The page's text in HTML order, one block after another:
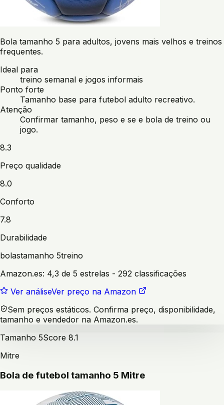
Bola tamanho 5 para adultos, jovens mais velhos e treinos
frequentes.
Ideal para
treino semanal e jogos informais
Ponto forte
Tamanho base para futebol adulto recreativo.
Atenção
Confirmar tamanho, peso e se e bola de treino ou
jogo.
8.3
Preço qualidade
8.0
Conforto
7.8
Durabilidade
bolastamanho 5treino
Amazon.es: 4,3 de 5 estrelas - 292 classificações
Ver análiseVer preço na Amazon
Sem preços estáticos. Confirma preço, disponibilidade,
tamanho e vendedor na Amazon.es.
Tamanho 5Score 8.1
Mitre
Bola de futebol tamanho 5 Mitre